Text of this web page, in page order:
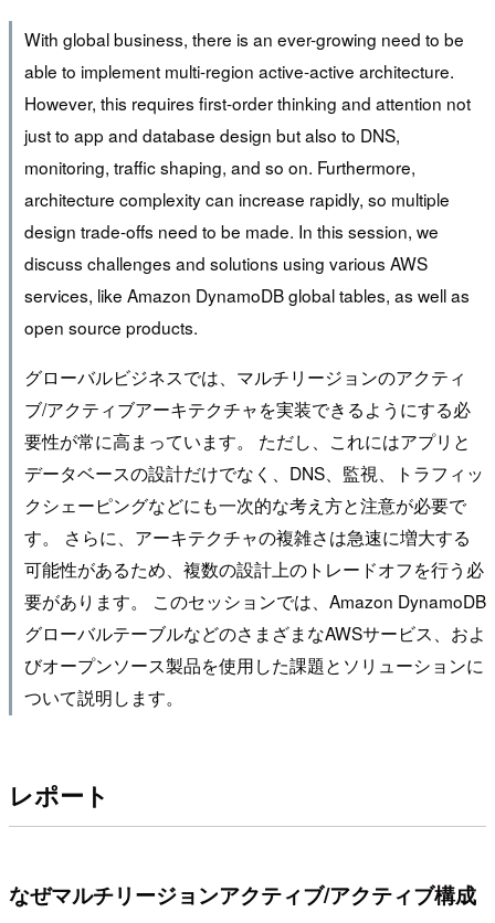
With global business, there is an ever-growing need to be
able to implement multi-region active-active architecture.
However, this requires first-order thinking and attention not
just to app and database design but also to DNS,
monitoring, traffic shaping, and so on. Furthermore,
architecture complexity can increase rapidly, so multiple
design trade-offs need to be made. In this session, we
discuss challenges and solutions using various AWS
services, like Amazon DynamoDB global tables, as well as
open source products.
グローバルビジネスでは、マルチリージョンのアクティ
ブ/アクティブアーキテクチャを実装できるようにする必
要性が常に高まっています。 ただし、これにはアプリと
データベースの設計だけでなく、DNS、監視、トラフィッ
クシェーピングなどにも一次的な考え方と注意が必要で
す。 さらに、アーキテクチャの複雑さは急速に増大する
可能性があるため、複数の設計上のトレードオフを行う必
要があります。 このセッションでは、Amazon DynamoDB
グローバルテーブルなどのさまざまなAWSサービス、およ
びオープンソース製品を使用した課題とソリューションに
ついて説明します。
レポート
なぜマルチリージョンアクティブ/アクティブ構成